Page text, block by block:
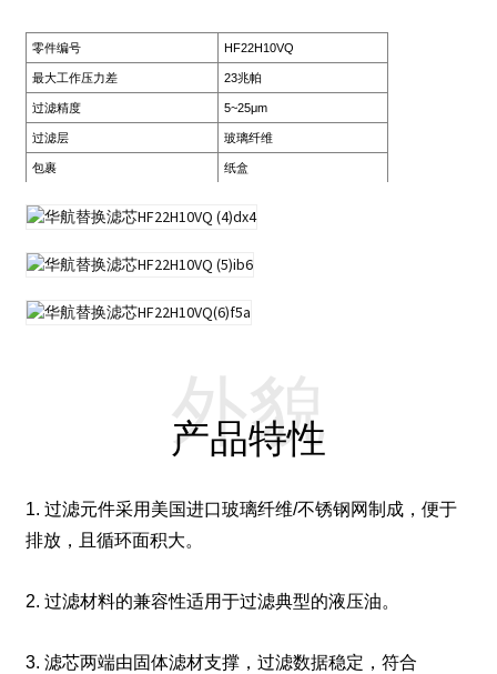
零件编号 HF22H10VQ
最大工作压力差 23兆帕
过滤精度 5~25μm
过滤层 玻璃纤维
包裹 纸盒
产品特性
外貌
1. 过滤元件采用美国进口玻璃纤维/不锈钢网制成，便于
排放，且循环面积大。
2. 过滤材料的兼容性适用于过滤典型的液压油。
3. 滤芯两端由固体滤材支撑，过滤数据稳定，符合